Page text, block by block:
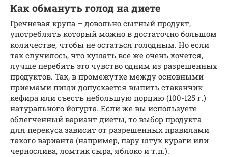
Как обмануть голод на диете
Гречневая крупа – довольно сытный продукт,
употреблять который можно в достаточно большом
количестве, чтобы не остаться голодным. Но если
так случилось, что кушать все же очень хочется,
лучше перебить это чувство одним из разрешенных
продуктов. Так, в промежутке между основными
приемами пищи допускается выпить стаканчик
кефира или съесть небольшую порцию (100-125 г.)
натурального йогурта. Если же вы используете
облегченный вариант диеты, то выбор продукта
для перекуса зависит от разрешенных правилами
такого варианта (например, пару штук кураги или
чернослива, ломтик сыра, яблоко и т.п.).